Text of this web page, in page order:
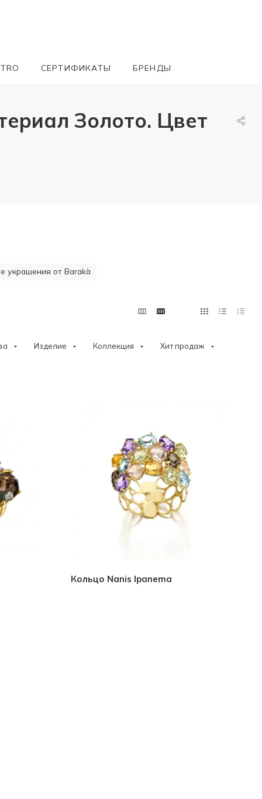
СЕРТИФИКАТЫ БРЕНДЫ
Золото. Цвет
украшения от Barakà
Изделие Коллекция Хит продаж
Кольцо Nanis Ipanema